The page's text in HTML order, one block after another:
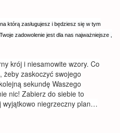
którą zasługujesz i będziesz się w tym
zadowolenie jest dla nas najważniejsze ,
krój i niesamowite wzory. Co
żeby zaskoczyć swojego
sekundę Waszego
nic! Zabierz do siebie to
wyjątkowo niegrzeczny plan…